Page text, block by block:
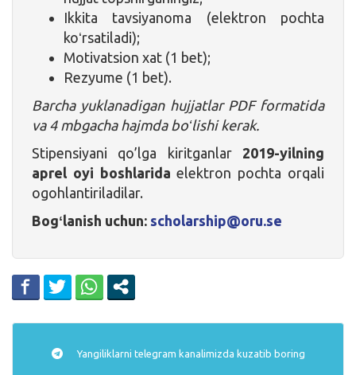
Ikkita tavsiyanoma (elektron pochta
koʻrsatiladi);
Motivatsion xat (1 bet);
Rezyume (1 bet).
Barcha yuklanadigan hujjatlar PDF formatida
va 4 mbgacha hajmda boʻlishi kerak.
Stipensiyani qo’lga kiritganlar 2019-yilning
aprel oyi boshlaridaelektron pochta orqali
ogohlantiriladilar.
Bogʻlanish uchun: scholarship@oru.se
Yangiliklarni telegram kanalimizda kuzatib boring